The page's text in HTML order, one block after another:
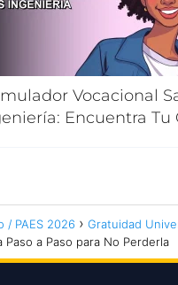
Vocacional
Encuentra Tu
/ PAES 2026 Gratuidad
Paso a Paso para No Perderla